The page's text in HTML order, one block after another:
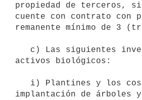
propiedad de terceros,
cuente con contrato con
remanente mínimo de 3
activos biológicos:
implantación de árboles